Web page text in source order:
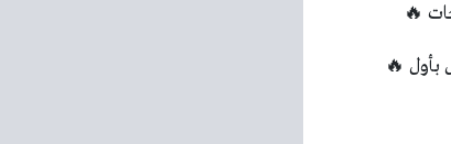
🔥
🔥